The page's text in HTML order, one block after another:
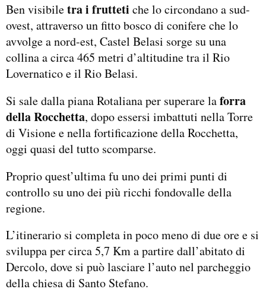
Ben visibiletra i frutteti che lo circondano a sud-
ovest, attraverso un fitto bosco di conifere che lo
avvolge a nord-est, Castel Belasi sorge su una
collina a circa 465 metri d’altitudine tra il Rio
Lovernatico e il Rio Belasi.
Si sale dalla piana Rotaliana per superare laforra
della Rocchetta, dopo essersi imbattuti nella Torre
di Visione e nella fortificazione della Rocchetta,
oggi quasi del tutto scomparse.
Proprio quest’ultima fu uno dei primi punti di
controllo su uno dei più ricchi fondovalle della
regione.
L’itinerario si completa in poco meno di due ore e si
sviluppa per circa 5,7 Km a partire dall’abitato di
Dercolo, dove si può lasciare l’auto nel parcheggio
della chiesa di Santo Stefano.